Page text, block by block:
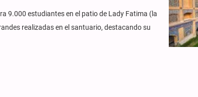
9.000 estudiantes en el patio de Lady Fatima (la
realizadas en el santuario, destacando su